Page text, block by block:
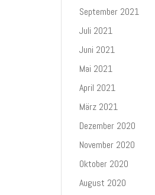
September 2021
Juli 2021
Juni 2021
Mai 2021
April 2021
März 2021
Dezember 2020
November 2020
Oktober 2020
August 2020